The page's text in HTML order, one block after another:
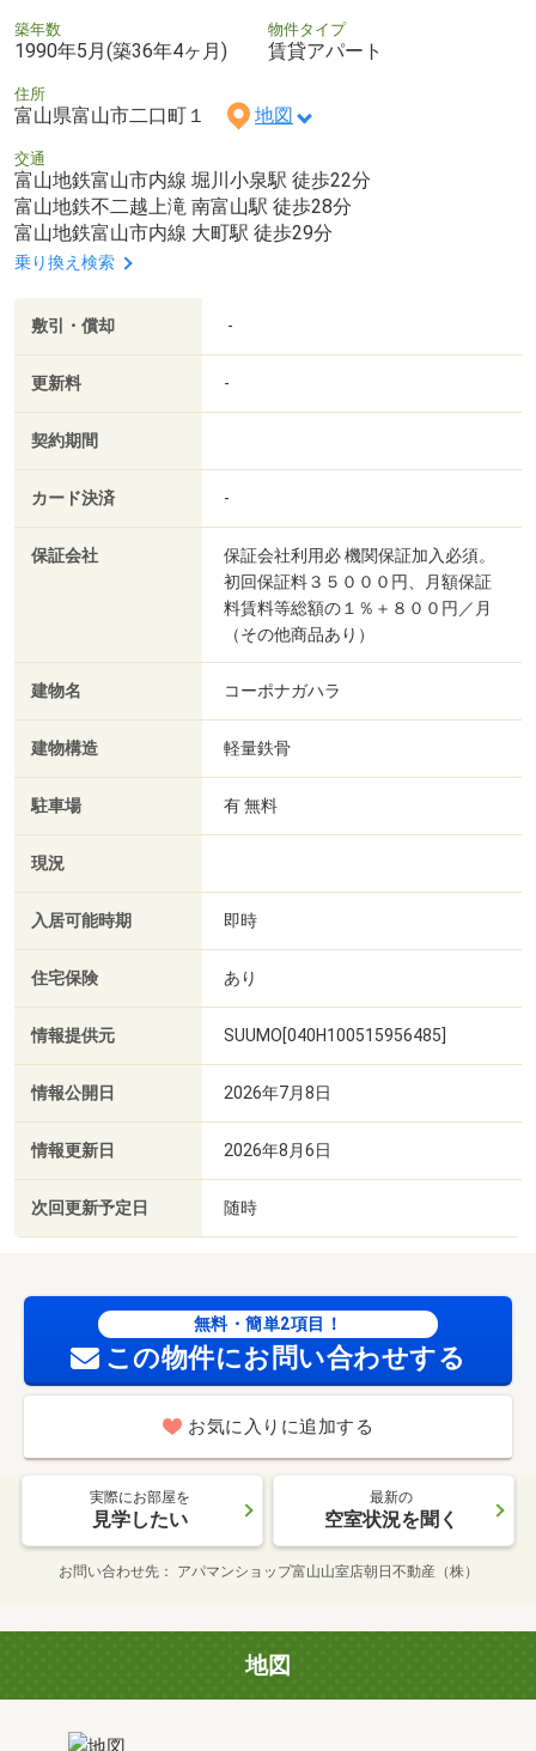
築年数
1990年5月(築36年4ヶ月)
物件タイプ
賃貸アパート
住所
富山県富山市二口町１ 地図
交通
富山地鉄富山市内線 堀川小泉駅 徒歩22分
富山地鉄不二越上滝 南富山駅 徒歩28分
富山地鉄富山市内線 大町駅 徒歩29分
乗り換え検索
敷引・償却 -
更新料 -
契約期間
カード決済 -
保証会社
保証会社利用必 機関保証加入必須。
初回保証料３５０００円、月額保証
料賃料等総額の１％＋８００円／月
（その他商品あり）
建物名 コーポナガハラ
建物構造 軽量鉄骨
駐車場 有 無料
現況
入居可能時期 即時
住宅保険 あり
情報提供元 SUUMO[040H100515956485]
情報公開日 2026年7月8日
情報更新日 2026年8月6日
次回更新予定日 随時
無料・簡単2項目！
この物件にお問い合わせする
お気に入りに追加する
実際にお部屋を
見学したい
最新の
空室状況を聞く
お問い合わせ先 アパマンショップ富山山室店朝日不動産（株）
地図